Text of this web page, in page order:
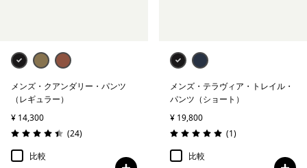
メンズ・クアンダリー・パンツ
（レギュラー）
¥ 14,300
評価: 4.4 / 5
(24レビュー
)
比較
メンズ・テラヴィア・トレイル・
パンツ（ショート）
¥ 19,800
評価: 5.0 / 5
(1レビュー
)
比較